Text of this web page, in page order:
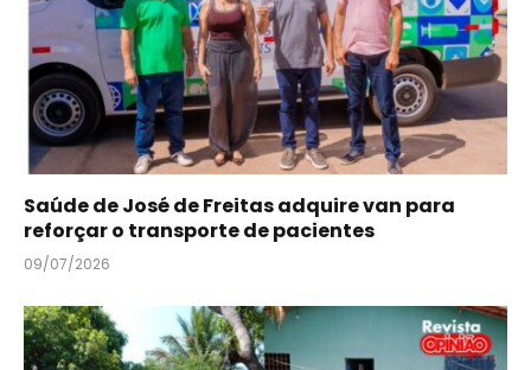
Saúde de José de Freitas adquire van para
reforçar o transporte de pacientes
09/07/2026